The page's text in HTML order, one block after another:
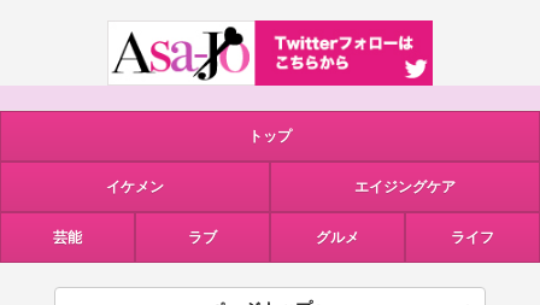
トップ
イケメン エイジングケア
芸能 ラブ グルメ ライフ